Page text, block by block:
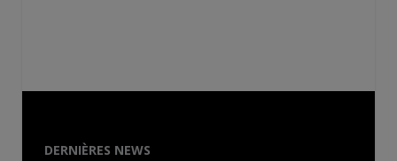
DERNIÈRES NEWS